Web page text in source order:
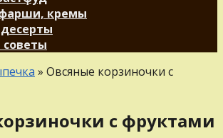
кремы
» Овсяные корзиночки с
с фруктами